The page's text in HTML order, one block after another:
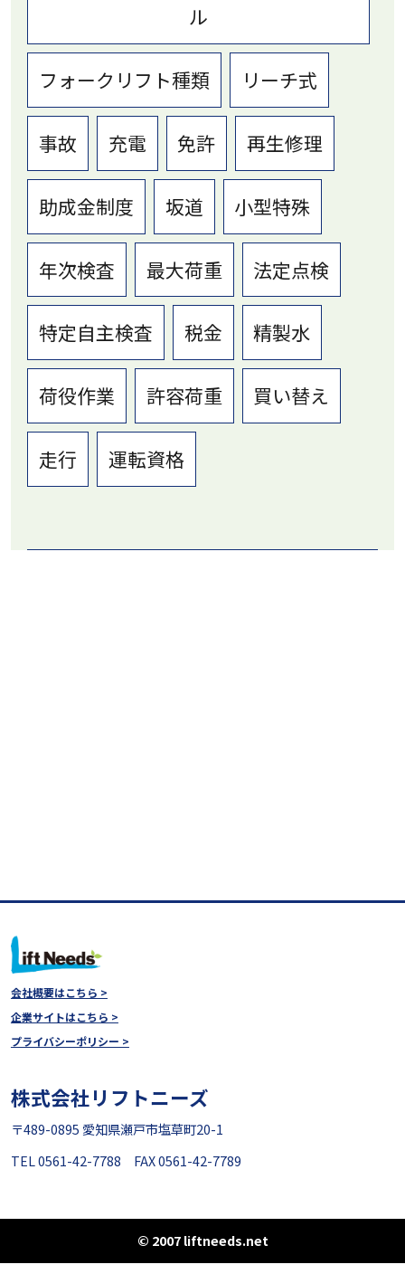
ル
フォークリフト種類 リーチ式
事故 充電 免許 再生修理
助成金制度 坂道 小型特殊
年次検査 最大荷重 法定点検
特定自主検査 税金 精製水
荷役作業 許容荷重 買い替え
走行 運転資格
会社概要はこちら >
企業サイトはこちら >
プライバシーポリシー >
株式会社リフトニーズ
〒489-0895 愛知県瀬戸市塩草町20-1
TEL 0561-42-7788 FAX 0561-42-7789
© 2007 liftneeds.net